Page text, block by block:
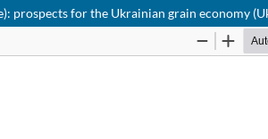
prospects for the Ukrainian grain economy